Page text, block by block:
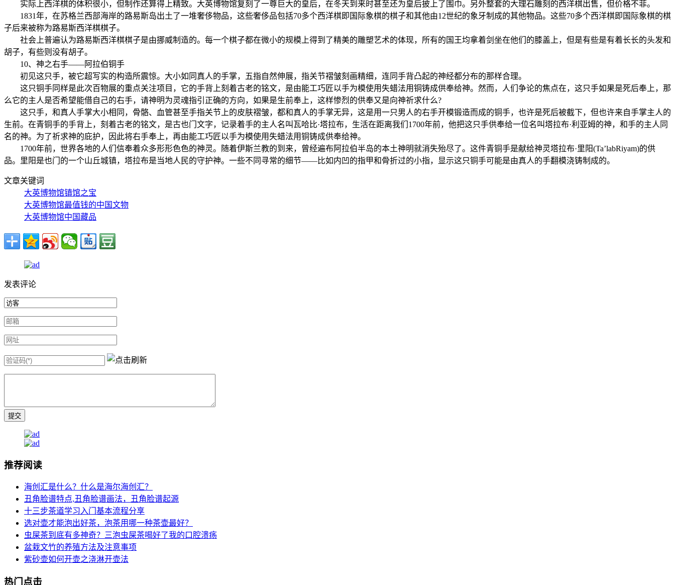
实际上西洋棋的体积很小，但制作还算得上精致。大英博物馆复刻了一尊巨大的皇后，在冬天到来时甚至还为皇后披上了围巾。另外整套的大理石雕刻的西洋棋出售，但价格不菲。
1831年，在苏格兰西部海岸的路易斯岛出土了一堆奢侈物品，这些奢侈品包括70多个西洋棋即国际象棋的棋子和其他由12世纪的象牙制成的其他物品。这些70多个西洋棋即国际象棋的棋
子后来被称为路易斯西洋棋棋子。
社会上普遍认为路易斯西洋棋棋子是由挪威制造的。每一个棋子都在微小的规模上得到了精美的雕塑艺术的体现，所有的国王均拿着剑坐在他们的膝盖上，但是有些是有着长长的头发和
胡子，有些则没有胡子。
10、神之右手——阿拉伯铜手
初见这只手，被它超写实的构造所震惊。大小如同真人的手掌，五指自然伸展，指关节褶皱刻画精细，连同手背凸起的神经都分布的那样合理。
这只铜手同样是此次百物展的重点关注项目，它的手背上刻着古老的铭文，是由能工巧匠以手为模使用失蜡法用铜铸成供奉给神。然而，人们争论的焦点在，这只手如果是死后奉上，那
么它的主人是否希望能借自己的右手，请神明为灵魂指引正确的方向，如果是生前奉上，这样惨烈的供奉又是向神祈求什么?
这只手，和真人手掌大小相同，骨骼、血管甚至手指关节上的皮肤褶皱，都和真人的手掌无异，这是用一只男人的右手开模锻造而成的铜手，也许是死后被截下，但也许来自手掌主人的
生前。在青铜手的手背上，刻着古老的铭文，是古也门文字，记录着手的主人名叫瓦哈比·塔拉布，生活在距离我们1700年前，他把这只手供奉给一位名叫塔拉布·利亚姆的神，和手的主人同
名的神。为了祈求神的庇护，因此将右手奉上，再由能工巧匠以手为模使用失蜡法用铜铸成供奉给神。
1700年前，世界各地的人们信奉着众多形形色色的神灵。随着伊斯兰教的到来，曾经遍布阿拉伯半岛的本土神明就消失殆尽了。这件青铜手是献给神灵塔拉布·里阳(Ta’labRiyam)的供
品。里阳是也门的一个山丘城镇，塔拉布是当地人民的守护神。一些不同寻常的细节——比如内凹的指甲和骨折过的小指，显示这只铜手可能是由真人的手翻模浇铸制成的。
文章关键词
大英博物馆镇馆之宝
大英博物馆最值钱的中国文物
大英博物馆中国藏品
发表评论
推荐阅读
海创汇是什么？什么是海尔海创汇？
丑角脸谱特点,丑角脸谱画法，丑角脸谱起源
十三步茶道学习入门基本流程分享
选对壶才能泡出好茶，泡茶用哪一种茶壶最好？
虫屎茶到底有多神奇？三泡虫屎茶喝好了我的口腔溃疡
盆栽文竹的养殖方法及注意事项
紫砂壶如何开壶之浇淋开壶法
热门点击